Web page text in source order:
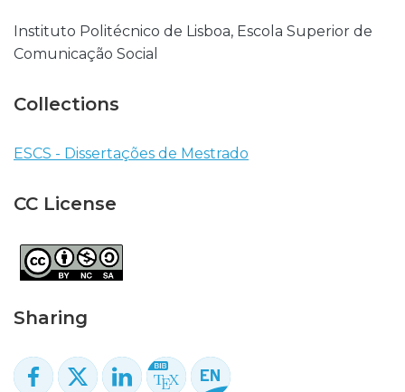
Instituto Politécnico de Lisboa, Escola Superior de
Comunicação Social
Collections
ESCS - Dissertações de Mestrado
CC License
Sharing